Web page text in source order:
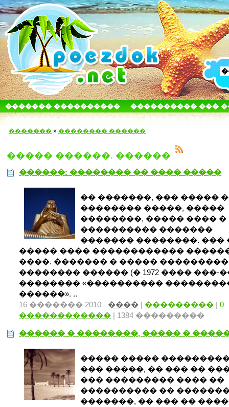
������� ����������
���������� ���
������������� ������
����� � ����
������� » �������� ������
����� ������. ������
������: �������� �� ���� �����
�� �������, ��� �����
�������� �����, �����
��������, ����� ���� �
���������� �������
������� ��������. ���
����� ���� ������������
����. ������� � �����
�������� ������ (� 1972 ���� ���-
�������� «����������
������». ..
16 ������� 2010 - ���� | ��������� | 0
������������ | 1384 ���������
������ � ��������, ����� �
����� �����
��� �����, �� ��� ��
��� ��������� ���� ��
���������� ��
�������, �� ��� ��